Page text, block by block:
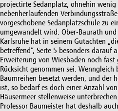
projectirte Sedanplatz, ohnehin
nebenherlaufenden
vorgeschobene Sedanplatzschule zu
umgewandelt wird. Ober-Baurath und
Karlsruhe hat in seinem Gutachten
betreffend“, Seite 5 besonders darauf
Erweiterung von Wiesbaden noch
Rücksicht genommen sei.
Baumreihen besetzt werden, und der
ist, so bedarf es doch einer Anzahl
Häusermeer stellenweise unterbrechen.
Professor Baumeister hat deshalb